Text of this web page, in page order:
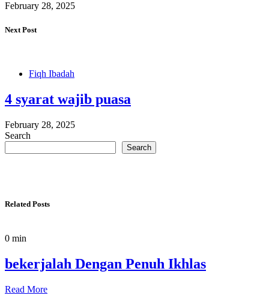
February 28, 2025
Next Post
Fiqh Ibadah
4 syarat wajib puasa
February 28, 2025
Search
Search
Related Posts
0 min
bekerjalah Dengan Penuh Ikhlas
Read More